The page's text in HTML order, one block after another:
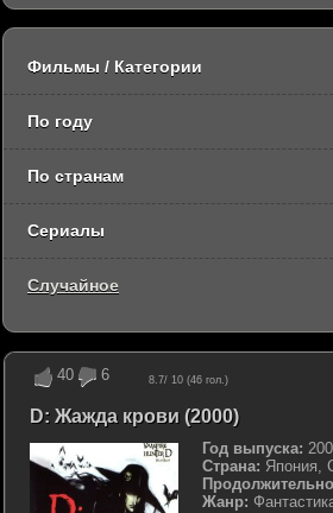
40 6 8.7/ 10 (46 гол.)
D: Жажда крови (2000)
Год выпуска:
Страна: Япония,
Жанр:
Фильмы / Категории
По году
По странам
Сериалы
Случайное